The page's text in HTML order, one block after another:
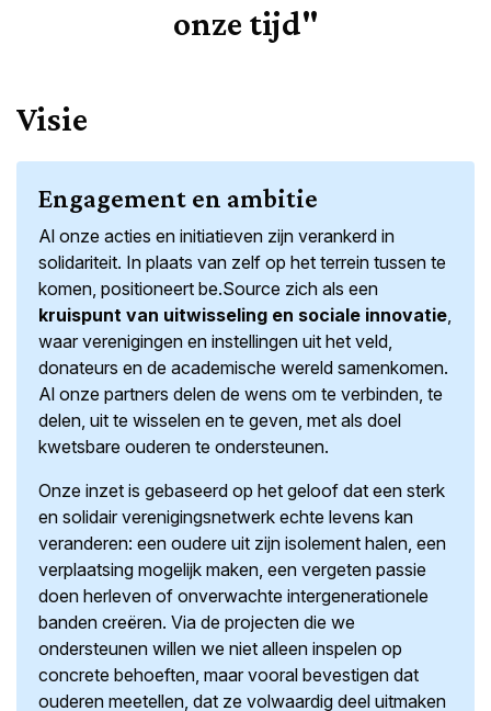
onze tijd"
Visie
Engagement en ambitie
Al onze acties en initiatieven zijn verankerd in
solidariteit. In plaats van zelf op het terrein tussen te
komen, positioneert be.Source zich als een
kruispunt van uitwisseling en sociale innovatie
waar verenigingen en instellingen uit het veld,
donateurs en de academische wereld samenkomen.
Al onze partners delen de wens om te verbinden, te
delen, uit te wisselen en te geven, met als doel
kwetsbare ouderen te ondersteunen.
Onze inzet is gebaseerd op het geloof dat een sterk
en solidair verenigingsnetwerk echte levens kan
veranderen: een oudere uit zijn isolement halen, een
verplaatsing mogelijk maken, een vergeten passie
doen herleven of onverwachte intergenerationele
banden creëren. Via de projecten die we
ondersteunen willen we niet alleen inspelen op
concrete behoeften, maar vooral bevestigen dat
ouderen meetellen, dat ze volwaardig deel uitmaken